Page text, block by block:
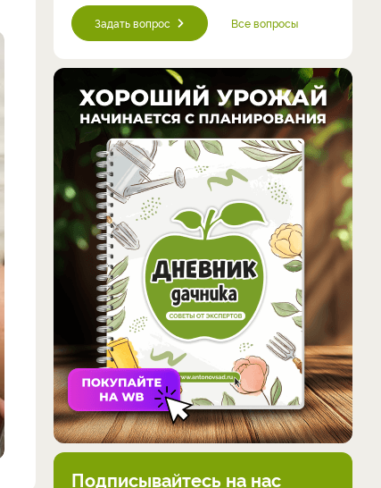
Задать вопрос Все вопросы
Подписывайтесь на нас